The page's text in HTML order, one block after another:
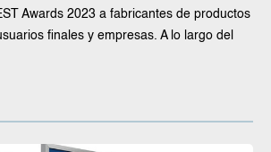
Awards 2023 a fabricantes de productos
finales y empresas. A lo largo del